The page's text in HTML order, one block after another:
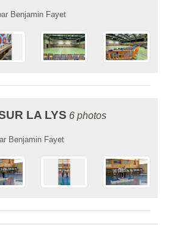
Benjamin Fayet
LA LYS 6 photos
Benjamin Fayet